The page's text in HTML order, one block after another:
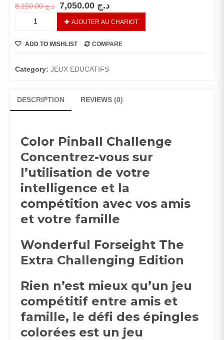
د.ج8,150.00 د.ج
PINBALL
WONDERFUL
AJOUTER AU CHARIOT
ADD TO WISHLIST COMPARE
Category: JEUX EDUCATIFS
DESCRIPTION REVIEWS (0)
Color Pinball Challenge
Concentrez-vous sur
l’utilisation de votre
intelligence et la
compétition avec vos amis
et votre famille
Wonderful Forseight The
Extra Challenging Edition
Rien n’est mieux qu’un jeu
compétitif entre amis et
famille, le défi des épingles
colorées est un jeu